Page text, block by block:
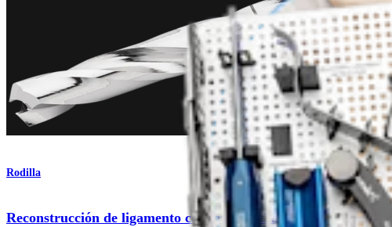
Rodilla
Reconstrucción de ligamento colateral medial (LCM)